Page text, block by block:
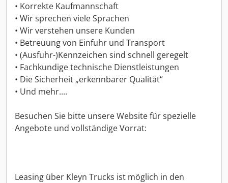
• Korrekte Kaufmannschaft
• Wir sprechen viele Sprachen
• Wir verstehen unsere Kunden
• Betreuung von Einfuhr und Transport
• (Ausfuhr-)Kennzeichen sind schnell geregelt
• Fachkundige technische Dienstleistungen
• Die Sicherheit „erkennbarer Qualität“
• Und mehr....
Besuchen Sie bitte unsere Website für spezielle
Angebote und vollständige Vorrat:
Leasing über Kleyn Trucks ist möglich in den